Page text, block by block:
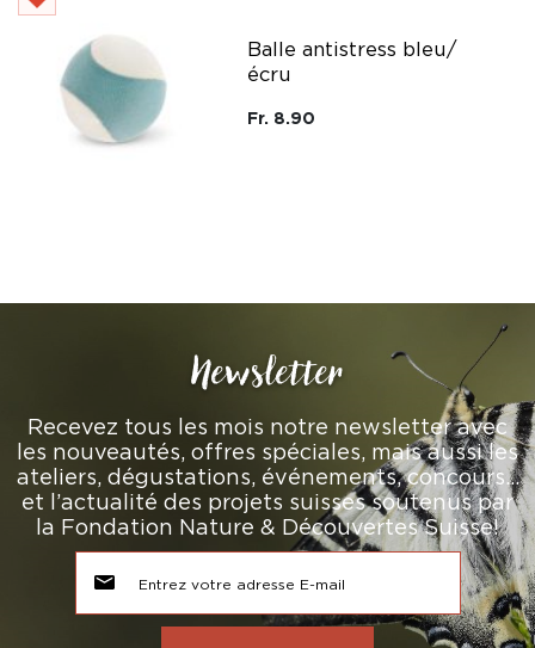
Balle antistress bleu/
écru
Fr. 8.90
Newsletter
Recevez tous les mois notre newsletter avec
les nouveautés, offres spéciales, mais aussi les
ateliers, dégustations, événements, concours…
et l’actualité des projets suisses soutenus par
la Fondation Nature & Découvertes Suisse!